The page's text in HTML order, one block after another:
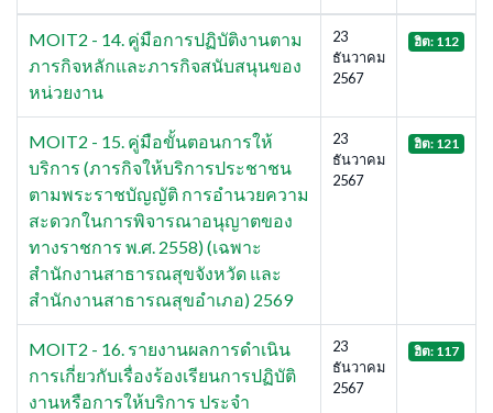
MOIT2 - 14. คู่มือการปฏิบัติงานตาม
ภารกิจหลักและภารกิจสนับสนุนของ
หน่วยงาน
23
ธันวาคม
2567
ฮิต: 112
MOIT2 - 15. คู่มือขั้นตอนการให้
บริการ (ภารกิจให้บริการประชาชน
ตามพระราชบัญญัติ การอำนวยความ
สะดวกในการพิจารณาอนุญาตของ
ทางราชการ พ.ศ. 2558) (เฉพาะ
สำนักงานสาธารณสุขจังหวัด และ
สำนักงานสาธารณสุขอำเภอ) 2569
23
ธันวาคม
2567
ฮิต: 121
MOIT2 - 16. รายงานผลการดำเนิน
การเกี่ยวกับเรื่องร้องเรียนการปฏิบัติ
งานหรือการให้บริการ ประจำ
23
ธันวาคม
2567
ฮิต: 117